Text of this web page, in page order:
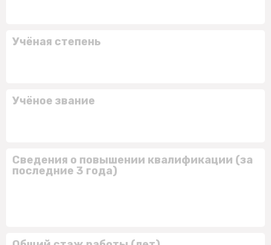
Учёная степень
Учёное звание
Сведения о повышении квалификации (за
последние 3 года)